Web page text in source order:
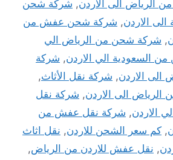
الى الاردن, شركة شحن
الاردن, شركة شحن عفش من
, شركة شحن من الرياض الي
السعودية الي الاردن, شركة
الى الاردن, شركة نقل الأثاث,
الى الاردن, شركة نقل
الاردن, شركة نقل عفش من
, كم سعر الشحن للاردن, نقل اثاث
, نقل عفش للاردن من الرياض,